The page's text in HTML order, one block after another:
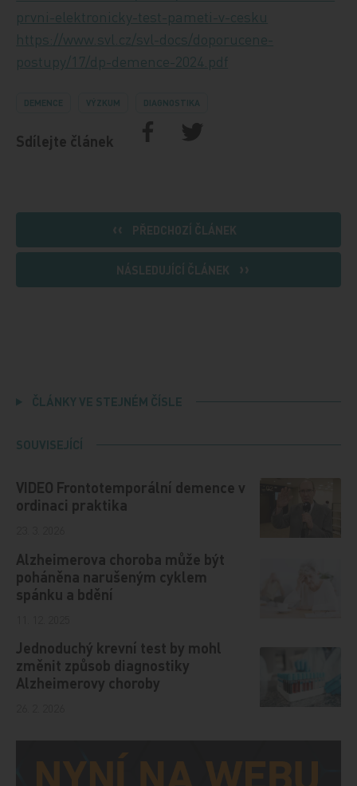
prvni-elektronicky-test-pameti-v-cesku
https://www.svl.cz/svl-docs/doporucene-
postupy/17/dp-demence-2024.pdf
DEMENCE VÝZKUM DIAGNOSTIKA
Sdílejte článek
PŘEDCHOZÍ ČLÁNEK
NÁSLEDUJÍCÍ ČLÁNEK
ČLÁNKY VE STEJNÉM ČÍSLE
SOUVISEJÍCÍ
VIDEO Frontotemporální demence v
ordinaci praktika
Alzheimerova choroba může být
poháněna narušeným cyklem
spánku a bdění
Jednoduchý krevní test by mohl
změnit způsob diagnostiky
Alzheimerovy choroby